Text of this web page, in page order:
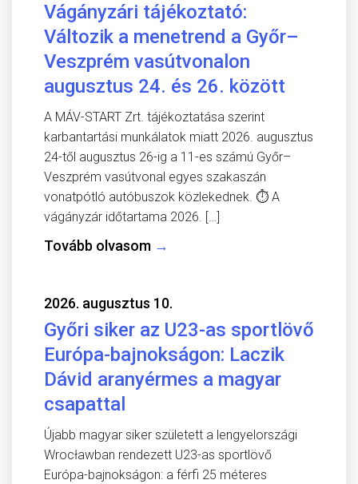
Vágányzári tájékoztató:
Változik a menetrend a Győr–
Veszprém vasútvonalon
augusztus 24. és 26. között
A MÁV-START Zrt. tájékoztatása szerint
karbantartási munkálatok miatt 2026. augusztus
24-től augusztus 26-ig a 11-es számú Győr–
Veszprém vasútvonal egyes szakaszán
vonatpótló autóbuszok közlekednek. ⏱️ A
vágányzár időtartama 2026. […]
Tovább olvasom →
2026. augusztus 10.
Győri siker az U23-as sportlövő
Európa-bajnokságon: Laczik
Dávid aranyérmes a magyar
csapattal
Újabb magyar siker született a lengyelországi
Wrocławban rendezett U23-as sportlövő
Európa-bajnokságon: a férfi 25 méteres